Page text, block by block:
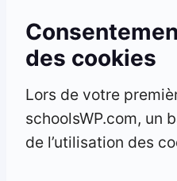
des cookies
Lors de votre
schoolsWP.com, un
de l’utilisation des